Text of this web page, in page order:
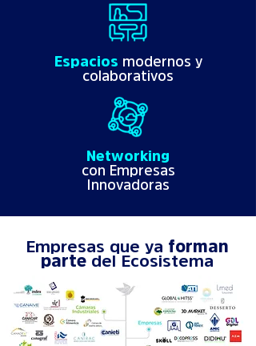
Espacios modernos y
colaborativos
Networking
con Empresas
Innovadoras
Empresas que ya forman
parte del Ecosistema